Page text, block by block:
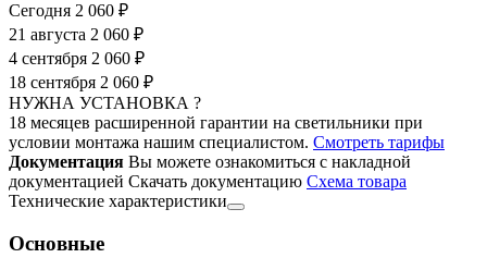
Сегодня 2 060 ₽
21 августа 2 060 ₽
4 сентября 2 060 ₽
18 сентября 2 060 ₽
НУЖНА УСТАНОВКА ?
18 месяцев расширенной гарантии на светильники при
условии монтажа нашим специалистом. Смотреть тарифы
Документация Вы можете ознакомиться с накладной
документацией Скачать документацию Cхема товара
Технические характеристики
Основные